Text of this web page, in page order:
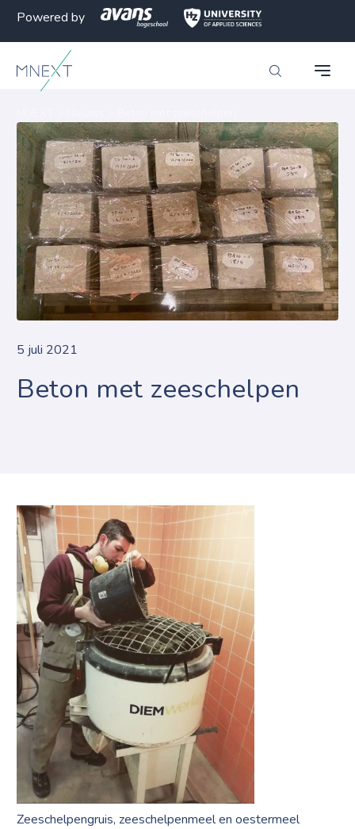
Powered by
5 juli 2021
Beton met zeeschelpen
Zeeschelpengruis, zeeschelpenmeel en oestermeel